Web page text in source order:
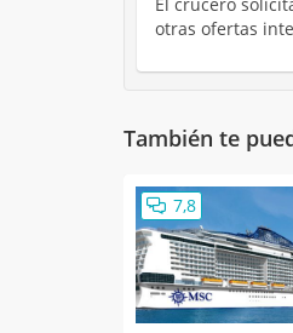
El crucero
otras ofertas
También te
7,8